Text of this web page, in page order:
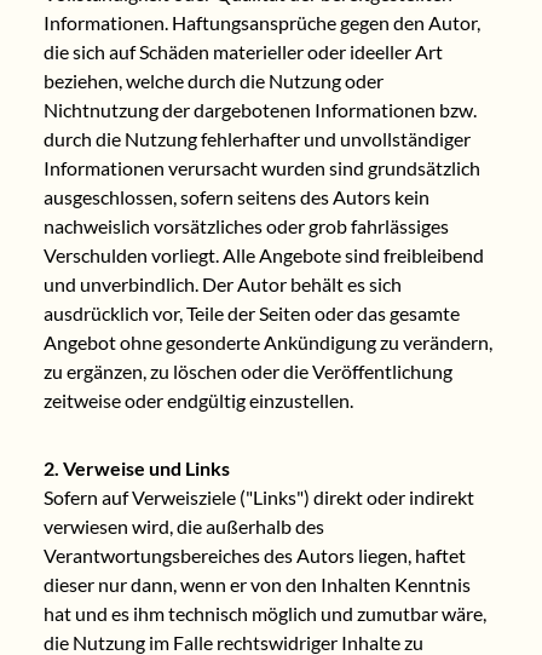
Informationen. Haftungsansprüche gegen den Autor,
die sich auf Schäden materieller oder ideeller Art
beziehen, welche durch die Nutzung oder
Nichtnutzung der dargebotenen Informationen bzw.
durch die Nutzung fehlerhafter und unvollständiger
Informationen verursacht wurden sind grundsätzlich
ausgeschlossen, sofern seitens des Autors kein
nachweislich vorsätzliches oder grob fahrlässiges
Verschulden vorliegt. Alle Angebote sind freibleibend
und unverbindlich. Der Autor behält es sich
ausdrücklich vor, Teile der Seiten oder das gesamte
Angebot ohne gesonderte Ankündigung zu verändern,
zu ergänzen, zu löschen oder die Veröffentlichung
zeitweise oder endgültig einzustellen.
2. Verweise und Links
Sofern auf Verweisziele ("Links") direkt oder indirekt
verwiesen wird, die außerhalb des
Verantwortungsbereiches des Autors liegen, haftet
dieser nur dann, wenn er von den Inhalten Kenntnis
hat und es ihm technisch möglich und zumutbar wäre,
die Nutzung im Falle rechtswidriger Inhalte zu